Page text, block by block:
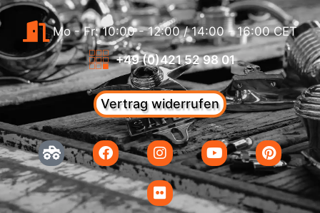
Mo - Fr: 10:00 - 12:00 / 14:00 - 16:00 CET
+49 (0)421 52 98 01
Vertrag widerrufen